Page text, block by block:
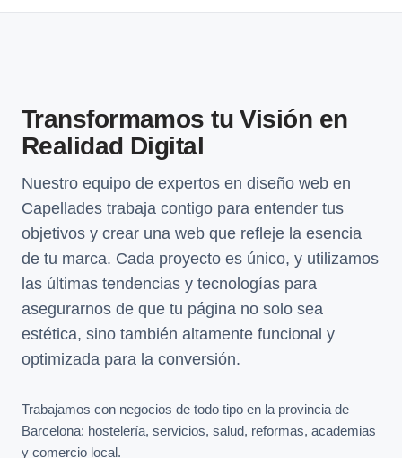
Transformamos tu Visión en
Realidad Digital
Nuestro equipo de expertos en diseño web en
Capellades trabaja contigo para entender tus
objetivos y crear una web que refleje la esencia
de tu marca. Cada proyecto es único, y utilizamos
las últimas tendencias y tecnologías para
asegurarnos de que tu página no solo sea
estética, sino también altamente funcional y
optimizada para la conversión.
Trabajamos con negocios de todo tipo en la provincia de
Barcelona: hostelería, servicios, salud, reformas, academias
y comercio local.